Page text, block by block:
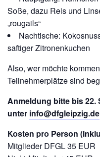
Soße, dazu Reis und
„rougails“
Nachtische:
saftiger Zitronenkuchen
Also, wer möchte
Teilnehmerplätze sind
Anmeldung bitte bis 22.
unter info@dfgleipzig.de
Kosten pro Person
Mitglieder DFGL 35 EUR